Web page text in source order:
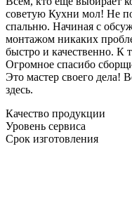
советую Кухни мол! Не
спальню. Начиная с
монтажом никаких
быстро и качественно. К
Огромное спасибо
Это мастер своего дела!
здесь.
Качество продукции
Уровень сервиса
Срок изготовления